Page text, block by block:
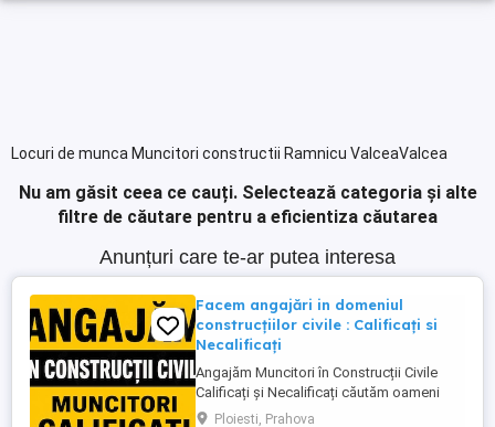
Locuri de munca Muncitori constructii Ramnicu ValceaValcea
Nu am găsit ceea ce cauți. Selectează categoria și alte
filtre de căutare pentru a eficientiza căutarea
Anunțuri care te-ar putea interesa
Facem angajări in domeniul
construcțiilor civile : Calificați si
Necalificați
Angajăm Muncitori în Construcții Civile
Calificați și Necalificați căutăm oameni
serioși, responsabili și implicați pentru
Ploiesti, Prahova